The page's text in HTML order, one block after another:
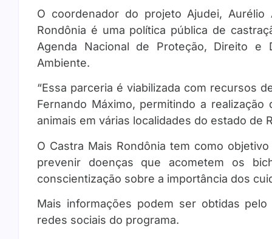
O coordenador do projeto Ajudei,
Rondônia é uma política pública de
Agenda Nacional de Proteção, Direito
Ambiente.
“Essa parceria é viabilizada com recursos
Fernando Máximo, permitindo a
animais em várias localidades do estado de
O Castra Mais Rondônia tem como
prevenir doenças que acometem os
conscientização sobre a importância dos
Mais informações podem ser obtidas
redes sociais do programa.